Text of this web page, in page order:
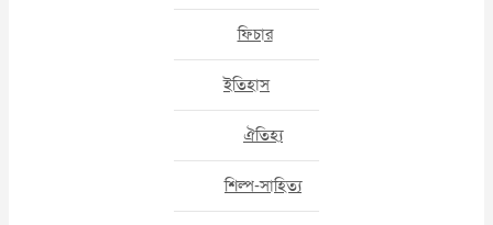
ফিচার
ইতিহাস
ঐতিহ্য
শিল্প-সাহিত্য